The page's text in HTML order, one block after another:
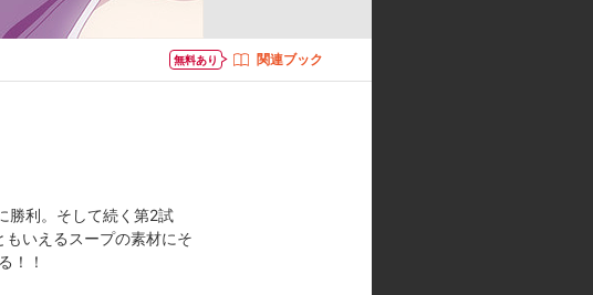
『ROUGH DIAMONDS』／エンディング
研究会弐
無料あり 関連ブック
勝利。そして続く第2試
いえるスープの素材にそ
！！